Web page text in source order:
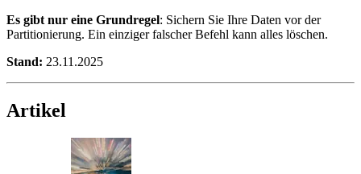
Es gibt nur eine Grundregel: Sichern Sie Ihre Daten vor der
Partitionierung. Ein einziger falscher Befehl kann alles löschen.
Stand: 23.11.2025
Artikel